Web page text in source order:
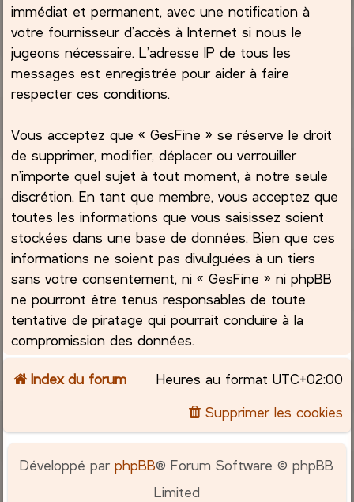
immédiat et permanent, avec une notification à
votre fournisseur d’accès à Internet si nous le
jugeons nécessaire. L’adresse IP de tous les
messages est enregistrée pour aider à faire
respecter ces conditions.
Vous acceptez que « GesFine » se réserve le droit
de supprimer, modifier, déplacer ou verrouiller
n’importe quel sujet à tout moment, à notre seule
discrétion. En tant que membre, vous acceptez que
toutes les informations que vous saisissez soient
stockées dans une base de données. Bien que ces
informations ne soient pas divulguées à un tiers
sans votre consentement, ni « GesFine » ni phpBB
ne pourront être tenus responsables de toute
tentative de piratage qui pourrait conduire à la
compromission des données.
Index du forum Heures au format UTC+02:00
Supprimer les cookies
Développé parphpBB® Forum Software © phpBB
Limited